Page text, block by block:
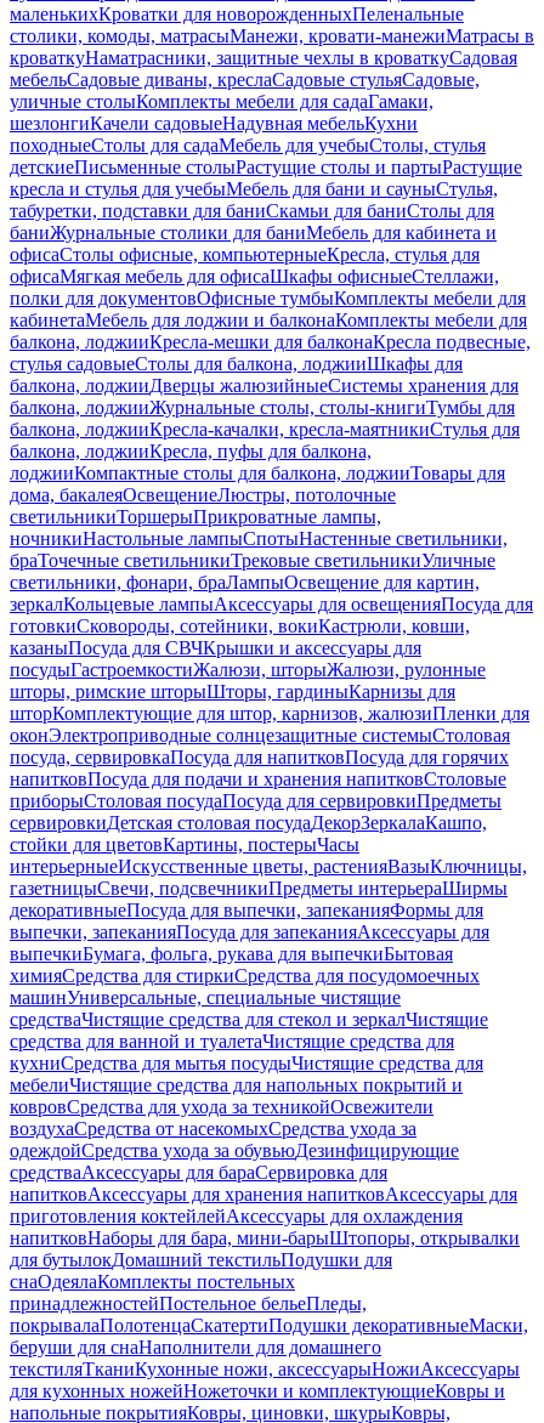
маленькихКроватки для новорожденныхПеленальные
столики, комоды, матрасыМанежи, кровати-манежиМатрасы в
кроваткуНаматрасники, защитные чехлы в кроваткуСадовая
мебельСадовые диваны, креслаСадовые стульяСадовые,
уличные столыКомплекты мебели для садаГамаки,
шезлонгиКачели садовыеНадувная мебельКухни
походныеСтолы для садаМебель для учебыСтолы, стулья
детскиеПисьменные столыРастущие столы и партыРастущие
кресла и стулья для учебыМебель для бани и сауныСтулья,
табуретки, подставки для баниСкамьи для баниСтолы для
баниЖурнальные столики для баниМебель для кабинета и
офисаСтолы офисные, компьютерныеКресла, стулья для
офисаМягкая мебель для офисаШкафы офисныеСтеллажи,
полки для документовОфисные тумбыКомплекты мебели для
кабинетаМебель для лоджии и балконаКомплекты мебели для
балкона, лоджииКресла-мешки для балконаКресла подвесные,
стулья садовыеСтолы для балкона, лоджииШкафы для
балкона, лоджииДверцы жалюзийныеСистемы хранения для
балкона, лоджииЖурнальные столы, столы-книгиТумбы для
балкона, лоджииКресла-качалки, кресла-маятникиСтулья для
балкона, лоджииКресла, пуфы для балкона,
лоджииКомпактные столы для балкона, лоджииТовары для
дома, бакалеяОсвещениеЛюстры, потолочные
светильникиТоршерыПрикроватные лампы,
ночникиНастольные лампыСпотыНастенные светильники,
браТочечные светильникиТрековые светильникиУличные
светильники, фонари, браЛампыОсвещение для картин,
зеркалКольцевые лампыАксессуары для освещенияПосуда для
готовкиСковороды, сотейники, вокиКастрюли, ковши,
казаныПосуда для СВЧКрышки и аксессуары для
посудыГастроемкостиЖалюзи, шторыЖалюзи, рулонные
шторы, римские шторыШторы, гардиныКарнизы для
шторКомплектующие для штор, карнизов, жалюзиПленки для
оконЭлектроприводные солнцезащитные системыСтоловая
посуда, сервировкаПосуда для напитковПосуда для горячих
напитковПосуда для подачи и хранения напитковСтоловые
приборыСтоловая посудаПосуда для сервировкиПредметы
сервировкиДетская столовая посудаДекорЗеркалаКашпо,
стойки для цветовКартины, постерыЧасы
интерьерныеИскусственные цветы, растенияВазыКлючницы,
газетницыСвечи, подсвечникиПредметы интерьераШирмы
декоративныеПосуда для выпечки, запеканияФормы для
выпечки, запеканияПосуда для запеканияАксессуары для
выпечкиБумага, фольга, рукава для выпечкиБытовая
химияСредства для стиркиСредства для посудомоечных
машинУниверсальные, специальные чистящие
средстваЧистящие средства для стекол и зеркалЧистящие
средства для ванной и туалетаЧистящие средства для
кухниСредства для мытья посудыЧистящие средства для
мебелиЧистящие средства для напольных покрытий и
ковровСредства для ухода за техникойОсвежители
воздухаСредства от насекомыхСредства ухода за
одеждойСредства ухода за обувьюДезинфицирующие
средстваАксессуары для бараСервировка для
напитковАксессуары для хранения напитковАксессуары для
приготовления коктейлейАксессуары для охлаждения
напитковНаборы для бара, мини-барыШтопоры, открывалки
для бутылокДомашний текстильПодушки для
снаОдеялаКомплекты постельных
принадлежностейПостельное бельеПледы,
покрывалаПолотенцаСкатертиПодушки декоративныеМаски,
беруши для снаНаполнители для домашнего
текстиляТканиКухонные ножи, аксессуарыНожиАксессуары
для кухонных ножейНожеточки и комплектующиеКовры и
напольные покрытияКовры, циновки, шкурыКовры,